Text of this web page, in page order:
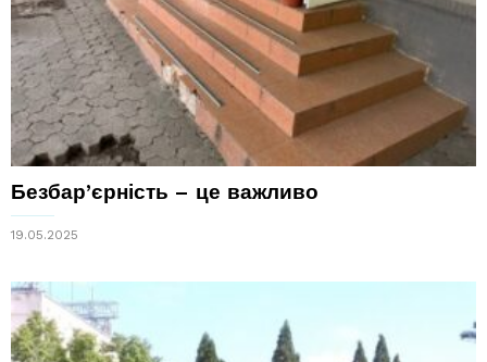
Безбар’єрність – це важливо
19.05.2025